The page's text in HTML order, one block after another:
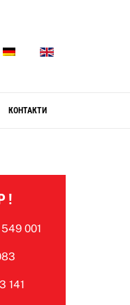
КОНТАКТИ
D
E
!
001
141